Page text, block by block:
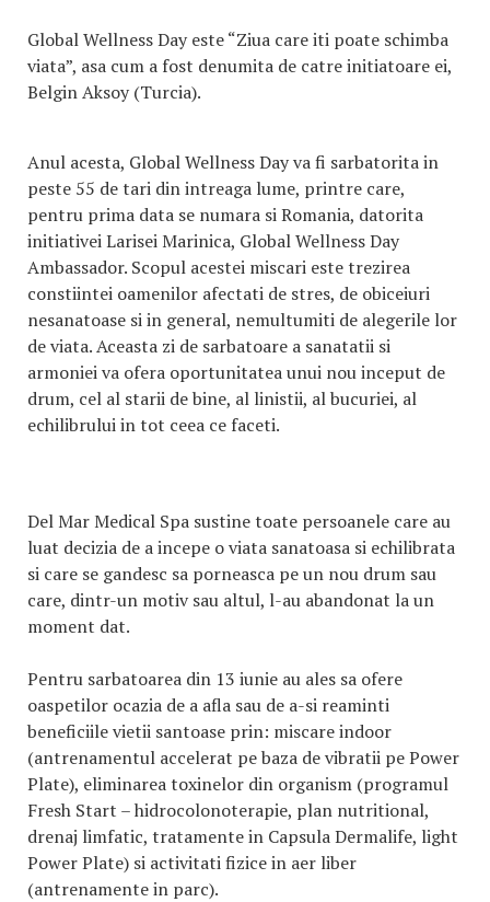
Global Wellness Day este “Ziua care iti poate schimba
viata”, asa cum a fost denumita de catre initiatoare ei,
Belgin Aksoy (Turcia).
Anul acesta, Global Wellness Day va fi sarbatorita in
peste 55 de tari din intreaga lume, printre care,
pentru prima data se numara si Romania, datorita
initiativei Larisei Marinica, Global Wellness Day
Ambassador. Scopul acestei miscari este trezirea
constiintei oamenilor afectati de stres, de obiceiuri
nesanatoase si in general, nemultumiti de alegerile lor
de viata. Aceasta zi de sarbatoare a sanatatii si
armoniei va ofera oportunitatea unui nou inceput de
drum, cel al starii de bine, al linistii, al bucuriei, al
echilibrului in tot ceea ce faceti.
Del Mar Medical Spa sustine toate persoanele care au
luat decizia de a incepe o viata sanatoasa si echilibrata
si care se gandesc sa porneasca pe un nou drum sau
care, dintr-un motiv sau altul, l-au abandonat la un
moment dat.
Pentru sarbatoarea din 13 iunie au ales sa ofere
oaspetilor ocazia de a afla sau de a-si reaminti
beneficiile vietii santoase prin: miscare indoor
(antrenamentul accelerat pe baza de vibratii pe Power
Plate), eliminarea toxinelor din organism (programul
Fresh Start – hidrocolonoterapie, plan nutritional,
drenaj limfatic, tratamente in Capsula Dermalife, light
Power Plate) si activitati fizice in aer liber
(antrenamente in parc).